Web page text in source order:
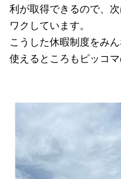
利が取得できるので、
ワクしています。
こうした休暇制度をみ
使えるところもピッコマ